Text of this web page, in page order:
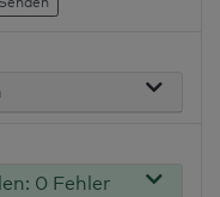
0 Fehler